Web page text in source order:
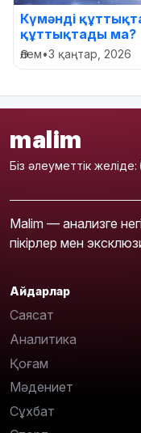
Күмәнді
құттықтады ма?
Әлем•3 қаңтар, 2026
malim
Біз әлеуметтік желіде:
Malim — анализге
пікірлер мен
Айдарлар
Саясат
Аналитика
Қоғам
Мәдениет
Сұхбат